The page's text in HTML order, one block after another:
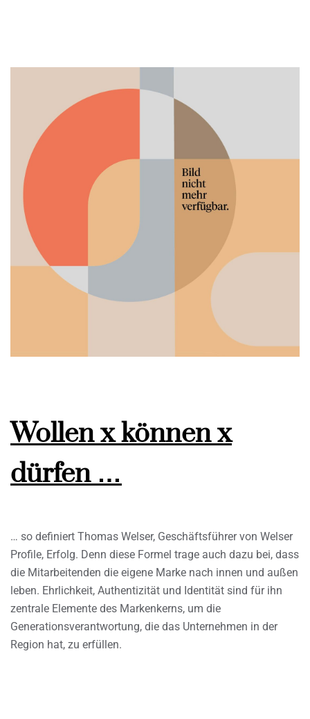
Wollen x können x
dürfen …
… so definiert Thomas Welser, Geschäftsführer von Welser
Profile, Erfolg. Denn diese Formel trage auch dazu bei, dass
die Mitarbeitenden die eigene Marke nach innen und außen
leben. Ehrlichkeit, Authentizität und Identität sind für ihn
zentrale Elemente des Markenkerns, um die
Generationsverantwortung, die das Unternehmen in der
Region hat, zu erfüllen.